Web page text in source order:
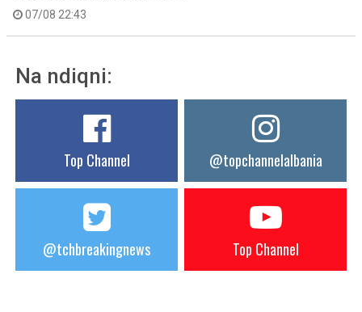
07/08 22:43
Na ndiqni:
Top Channel @topchannelalbania
@tchbreakingnews Top Channel